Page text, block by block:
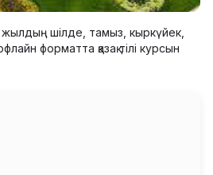
жылдың шілде, тамыз, кыркүйек,
форматта қазақ тілі курсын